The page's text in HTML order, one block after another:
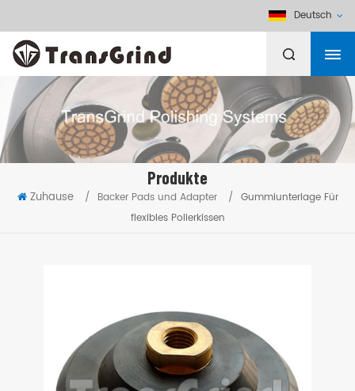
Deutsch
Produkte
Zuhause / Backer Pads und Adapter / Gummiunterlage Für
flexibles Polierkissen